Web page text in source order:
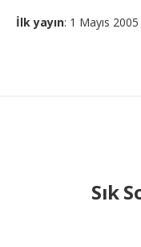
İlk yayın: 1 Mayıs 2005
Sık